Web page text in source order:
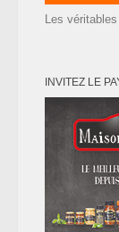
Les
INVITEZ LE